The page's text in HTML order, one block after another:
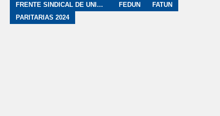
FRENTE SINDICAL DE UNIVERSIDADES NACIONALES FEDUN
FATUN
PARITARIAS 2024